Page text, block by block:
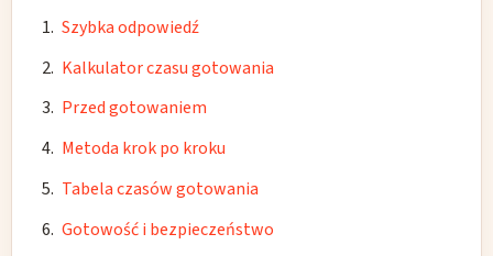
Szybka odpowiedź
Kalkulator czasu gotowania
Przed gotowaniem
Metoda krok po kroku
Tabela czasów gotowania
Gotowość i bezpieczeństwo